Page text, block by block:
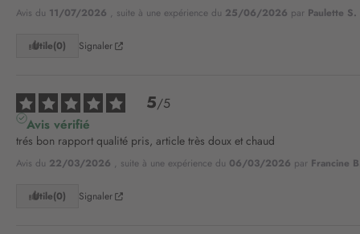
Avis du 11/07/2026 , suite à une expérience du 25/06/2026 par Paulette S.
Utile(0) Signaler
5/5
Avis vérifié
trés bon rapport qualité pris, article très doux et chaud
Avis du 22/03/2026 , suite à une expérience du 06/03/2026 par Francine
Utile(0) Signaler